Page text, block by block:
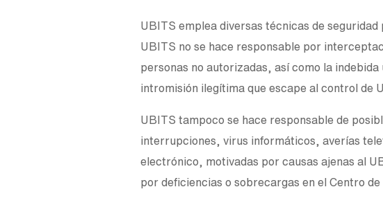
UBITS emplea diversas técnicas de
UBITS no se hace responsable por
personas no autorizadas, así como la
intromisión ilegítima que escape al control de
UBITS tampoco se hace responsable de
interrupciones, virus informáticos, averías
electrónico, motivadas por causas ajenas al
por deficiencias o sobrecargas en el Centro